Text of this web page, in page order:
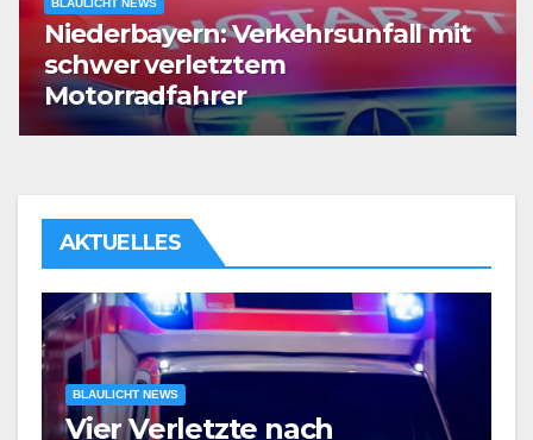
BLAULICHT NEWS
Niederbayern: Verkehrsunfall mit
schwer verletztem
Motorradfahrer
AKTUELLES
BLAULICHT NEWS
Vier Verletzte nach